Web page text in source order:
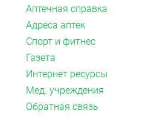
ибупрофен снижает
и антиагрегантное
кислоты (возможно
острой коронарной
получающих в
средства малые дозы
после начала приема
селективные
Аптечная справка
Адреса аптек
Спорт и фитнес
Газета
Интернет ресурсы
Мед. учреждения
Обратная связь